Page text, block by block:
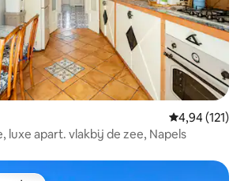
Gemiddelde
4,94 (121)
luxe apart. vlakbij de zee, Napels